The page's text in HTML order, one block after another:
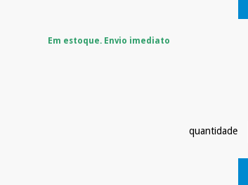
Em estoque. Envio imediato
quantidade